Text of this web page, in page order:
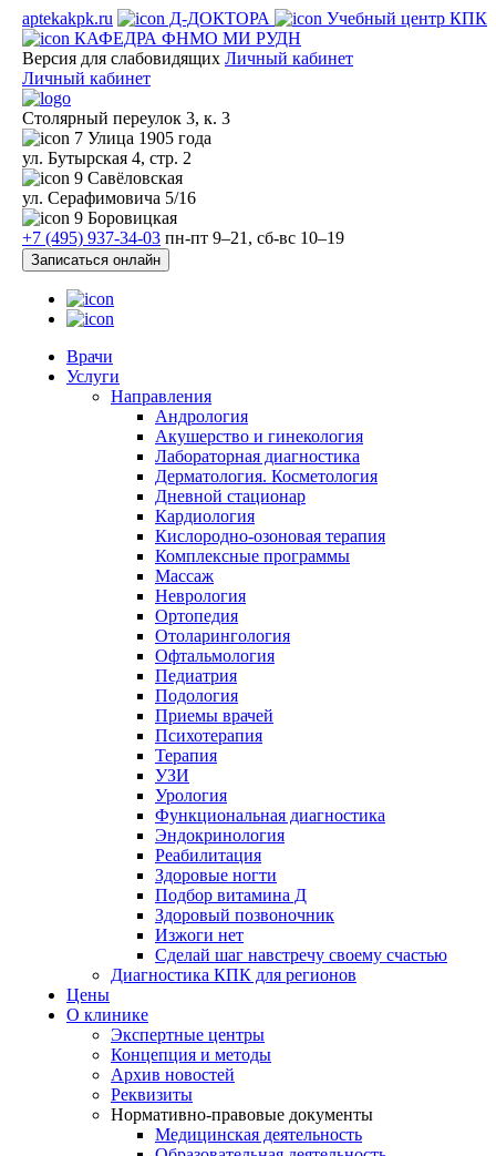
aptekakpk.ru Д-ДОКТОРА
Учебный центр КПК
КАФЕДРА ФНМО МИ РУДН
Версия для слабовидящих Личный кабинет
Личный кабинет
Столярный переулок 3, к. 3
7 Улица 1905 года
ул. Бутырская 4, стр. 2
9 Савёловская
ул. Серафимовича 5/16
9 Боровицкая
+7 (495) 937-34-03 пн-пт 9–21, сб-вс 10–19
Записаться онлайн
Врачи
Услуги
Направления
Андрология
Акушерство и гинекология
Лабораторная диагностика
Дерматология. Косметология
Дневной стационар
Кардиология
Кислородно-озоновая терапия
Комплексные программы
Массаж
Неврология
Ортопедия
Отоларингология
Офтальмология
Педиатрия
Подология
Приемы врачей
Психотерапия
Терапия
УЗИ
Урология
Функциональная диагностика
Эндокринология
Реабилитация
Здоровые ногти
Подбор витамина Д
Здоровый позвоночник
Изжоги нет
Сделай шаг навстречу своему счастью
Диагностика КПК для регионов
Цены
О клинике
Экспертные центры
Концепция и методы
Архив новостей
Реквизиты
Нормативно-правовые документы
Медицинская деятельность